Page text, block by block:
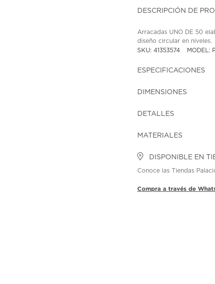
DESCRIPCIÓN DE
Arracadas UNO DE 50
diseño circular en niveles.
SKU: 41353574
MODEL:
ESPECIFICACIONES
DIMENSIONES
DETALLES
MATERIALES
DISPONIBLE EN
Conoce las Tiendas
Compra a través de